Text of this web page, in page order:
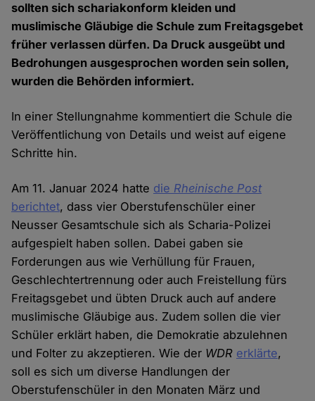
sollten sich schariakonform kleiden und
muslimische Gläubige die Schule zum Freitagsgebet
früher verlassen dürfen. Da Druck ausgeübt und
Bedrohungen ausgesprochen worden sein sollen,
wurden die Behörden informiert.
In einer Stellungnahme kommentiert die Schule die
Veröffentlichung von Details und weist auf eigene
Schritte hin.
Am 11. Januar 2024 hatte die Rheinische Post
berichtet, dass vier Oberstufenschüler einer
Neusser Gesamtschule sich als Scharia-Polizei
aufgespielt haben sollen. Dabei gaben sie
Forderungen aus wie Verhüllung für Frauen,
Geschlechtertrennung oder auch Freistellung fürs
Freitagsgebet und übten Druck auch auf andere
muslimische Gläubige aus. Zudem sollen die vier
Schüler erklärt haben, die Demokratie abzulehnen
und Folter zu akzeptieren. Wie der WDR erklärte,
soll es sich um diverse Handlungen der
Oberstufenschüler in den Monaten März und